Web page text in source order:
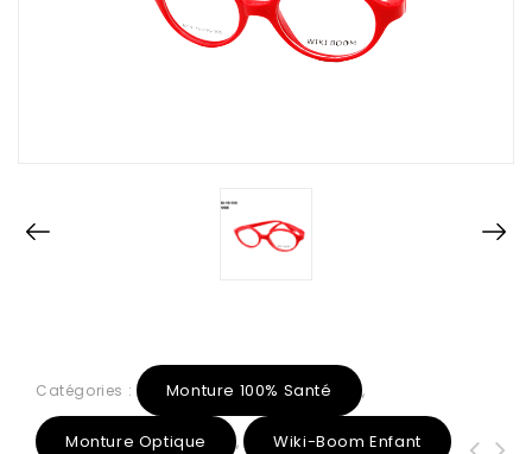
Catégories : Monture 100% Santé ,
Monture Optique , Wiki-Boom Enfant